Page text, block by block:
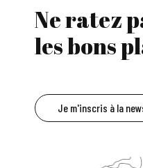
Ne ratez
les bons
Je m'inscris à la